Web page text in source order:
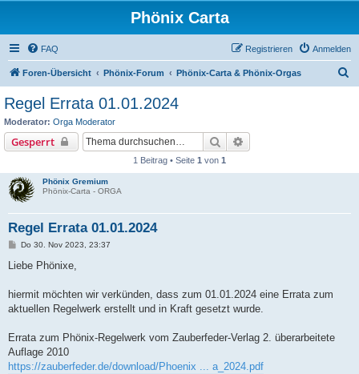
Phönix Carta
FAQ Anmelden
Registrieren
Foren-Übersicht Phönix-Forum Phönix-Carta & Phönix-Orgas
Regel Errata 01.01.2024
Moderator: Orga Moderator
Gesperrt Suche
1 Beitrag • Seite 1 von 1
Phönix Gremium
Phönix-Carta - ORGA
Regel Errata 01.01.2024
B
i
a
Do 30. Nov 2023, 23:37
Liebe Phönixe,
hiermit möchten wir verkünden, dass zum 01.01.2024 eine Errata zum
aktuellen Regelwerk erstellt und in Kraft gesetzt wurde.
Errata zum Phönix-Regelwerk vom Zauberfeder-Verlag 2. überarbeitete
Auflage 2010
https://zauberfeder.de/download/Phoenix ... a_2024.pdf